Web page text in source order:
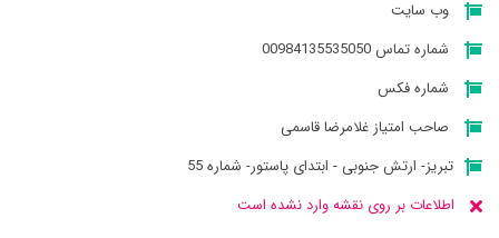
وب سایت
شماره تماس 00984135535050
شماره فکس
صاحب امتیاز غلامرضا قاسمی
تبریز- ارتش جنوبی - ابتدای پاستور- شماره 55
اطلاعات بر روی نقشه وارد نشده است